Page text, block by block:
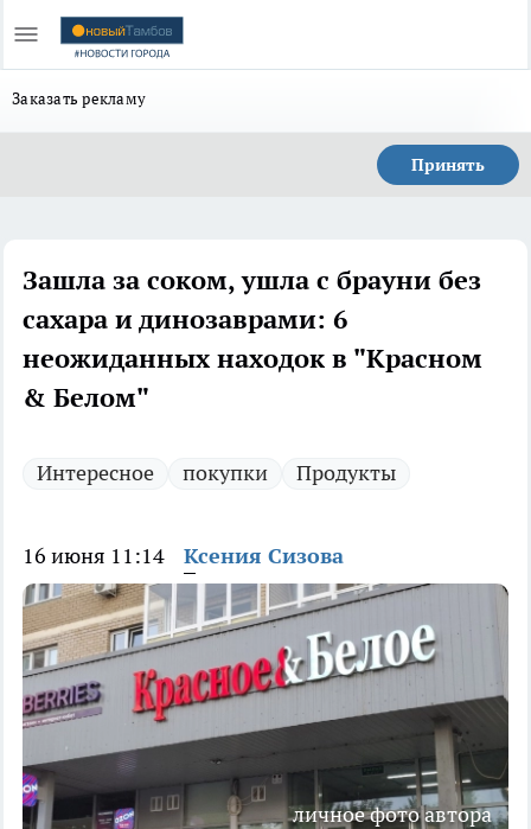
Заказать рекламу
Принять
Зашла за соком, ушла с брауни без
сахара и динозаврами: 6
неожиданных находок в "Красном
& Белом"
Интересное покупки Продукты
16 июня 11:14 Ксения Сизова
личное фото автора